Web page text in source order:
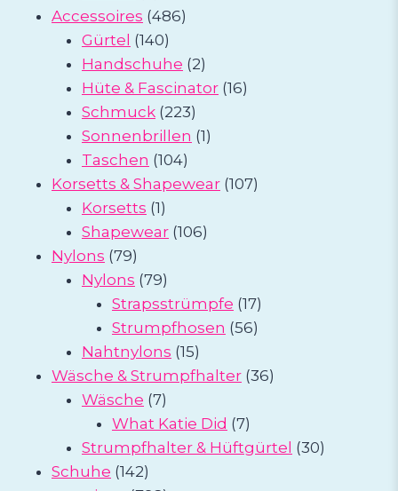
Produkte
Accessoires 486486
Gürtel 140140
Produkte
Handschuhe 22
Produkte
Hüte & Fascinator 1616
Schmuck 223223
Produkte
Sonnenbrillen 11
Taschen 104104
Produkte
Korsetts & Shapewear 107107
Korsetts 11
Produkt
Shapewear 106106
Nylons 7979
Produkte
Nylons 7979
Produkte
Strapsstrümpfe 1717
Produkte
Strumpfhosen 5656
Nahtnylons 1515
Produkte
Wäsche & Strumpfhalter 3636
Wäsche 77
Produkte
What Katie Did 77
Produkte
Strumpfhalter & Hüftgürtel 3030
Schuhe 142142